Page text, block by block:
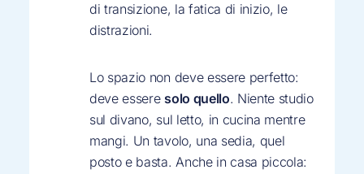
di transizione, la fatica di inizio, le
distrazioni.
Lo spazio non deve essere perfetto:
deve essere solo quello. Niente studio
sul divano, sul letto, in cucina mentre
mangi. Un tavolo, una sedia, quel
posto e basta. Anche in casa piccola: